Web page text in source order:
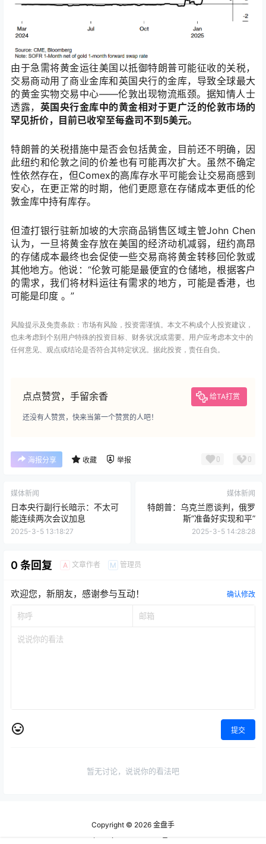
由于急需将黄金运往美国以抵御特朗普可能征收的关税，
交易商动用了商业金库和英国央行的金库，导致全球最大
的黄金实物交易中心——伦敦出现物流瓶颈。据知情人士
透露， 英国央行金库中的黄金相对于更广泛的伦敦市场的
罕见折价，目前已收窄至每盎司不到5美元。
特朗普的关税措施中是否会包括黄金，目前还不明确，因
此纽约和伦敦之间的价差也有可能再次扩大。虽然不确定
性依然存在，但Comex的高库存水平可能会让交易商感到
安心，在更正常的时期，他们更愿意在存储成本更低的伦
敦金库中持有库存。
但渣打银行驻新加坡的大宗商品销售区域主管John Chen
认为，一旦将黄金存放在美国的经济动机减弱，纽约高昂
的存储成本最终也会促使一些交易商将黄金转移回伦敦或
其他地方。他说：“伦敦可能是最便宜的仓储地，根据客户
的需求，我们将材料运往有需求的地方，可能是香港，也
可能是印度 。”
风险提示及免责条款：市场有风险，投资需谨慎。本文不构成个人投资建议，
也未考虑到个别用户特殊的投资目标、财务状况或需要。用户应考虑本文中的
任何意见、观点或结论是否符合其特定状况。据此投资，责任自负。
点点赞赏，手留余香 给TA打赏
还没有人赞赏，快来当第一个赞赏的人吧！
海报分享 收藏 举报 0 0
媒体新闻
日本央行副行长暗示：不太可
能连续两次会议加息
2025-3-5 13:18:27
媒体新闻
特朗普：乌克兰愿谈判，俄罗
斯“准备好实现和平”
2025-3-5 14:28:28
0 条回复 A 文章作者 M 管理员
欢迎您，新朋友，感谢参与互动！ 确认修改
提交
暂无讨论，说说你的看法吧
Copyright © 2026 金盘手
京ICP备2024097844号-1